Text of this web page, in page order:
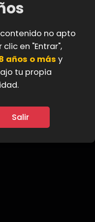
no apto
en "Entrar",
años o más y
tu propia
Salir
para publicar aquí.